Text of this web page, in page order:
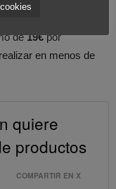
de19€por
en menos de
quiere
productos
COMPARTIR EN X